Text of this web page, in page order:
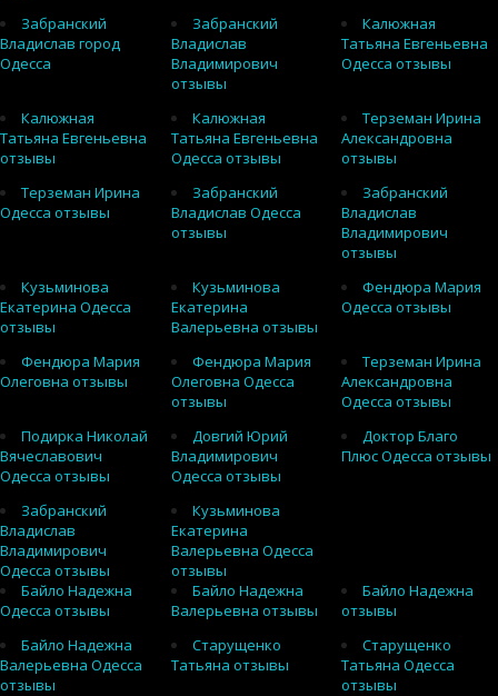
Забранский
Владислав город
Одесса
Забранский
Владислав
Владимирович
отзывы
Калюжная
Татьяна Евгеньевна
Одесса отзывы
Калюжная
Татьяна Евгеньевна
отзывы
Калюжная
Татьяна Евгеньевна
Одесса отзывы
Терземан Ирина
Александровна
отзывы
Терземан Ирина
Одесса отзывы
Забранский
Владислав Одесса
отзывы
Забранский
Владислав
Владимирович
отзывы
Кузьминова
Екатерина Одесса
отзывы
Кузьминова
Екатерина
Валерьевна отзывы
Фендюра Мария
Одесса отзывы
Фендюра Мария
Олеговна отзывы
Фендюра Мария
Олеговна Одесса
отзывы
Терземан Ирина
Александровна
Одесса отзывы
Подирка Николай
Вячеславович
Одесса отзывы
Довгий Юрий
Владимирович
Одесса отзывы
Доктор Благо
Плюс Одесса отзывы
Забранский
Владислав
Владимирович
Одесса отзывы
Кузьминова
Екатерина
Валерьевна Одесса
отзывы
Байло Надежна
Одесса отзывы
Байло Надежна
Валерьевна отзывы
Байло Надежна
отзывы
Байло Надежна
Валерьевна Одесса
отзывы
Старущенко
Татьяна отзывы
Старущенко
Татьяна Одесса
отзывы